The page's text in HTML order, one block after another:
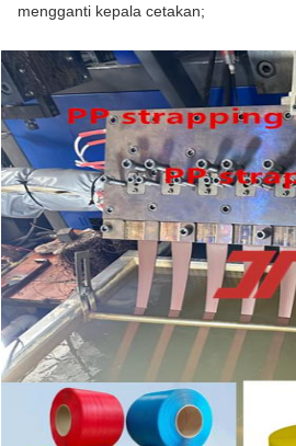
mengganti kepala cetakan;